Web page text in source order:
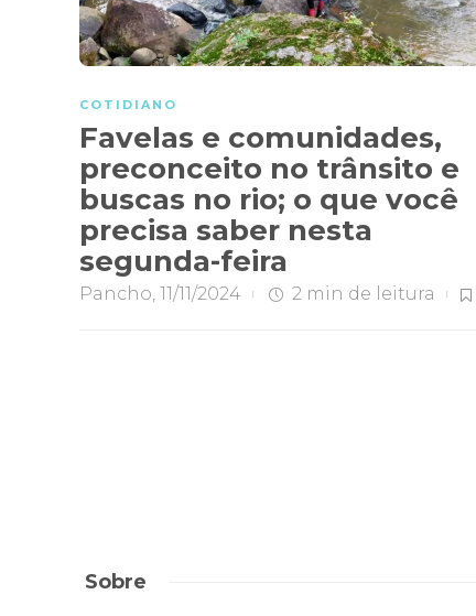
COTIDIANO
Favelas e comunidades,
preconceito no trânsito e
buscas no rio; o que você
precisa saber nesta
segunda-feira
Pancho, 11/11/2024 2 min de leitura
Sobre